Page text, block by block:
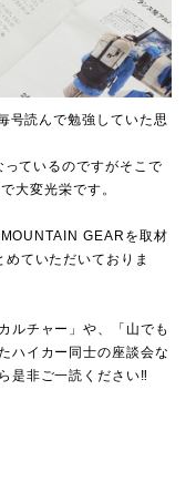
号読んで勉強していた思
ているのですがそこで
大変光栄です。
GEARを取材
ていただいておりま
ルチャー」や、「山でも
ハイカー同士の座談会な
是非ご一読ください‼︎